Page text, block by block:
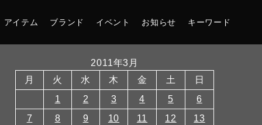
アイテム ブランド イベント お知らせ キーワード
2011年3月
月
火 水 木 金 土
日
1
2 3 4 5
6
7
8 9 10 11 12
13